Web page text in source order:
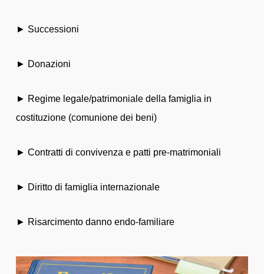
► Successioni
► Donazioni
► Regime legale/patrimoniale della famiglia in
costituzione (comunione dei beni)
► Contratti di convivenza e patti pre-matrimoniali
► Diritto di famiglia internazionale
► Risarcimento danno endo-familiare